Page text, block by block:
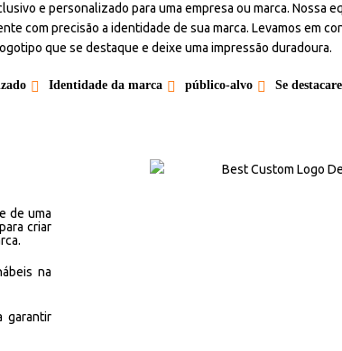
e personalizado para uma empresa ou marca. Nossa
com precisão a identidade de sua marca. Levamos em
que se destaque e deixe uma impressão duradoura.
Identidade da marca público-alvo Se
de uma
criar
na
garantir